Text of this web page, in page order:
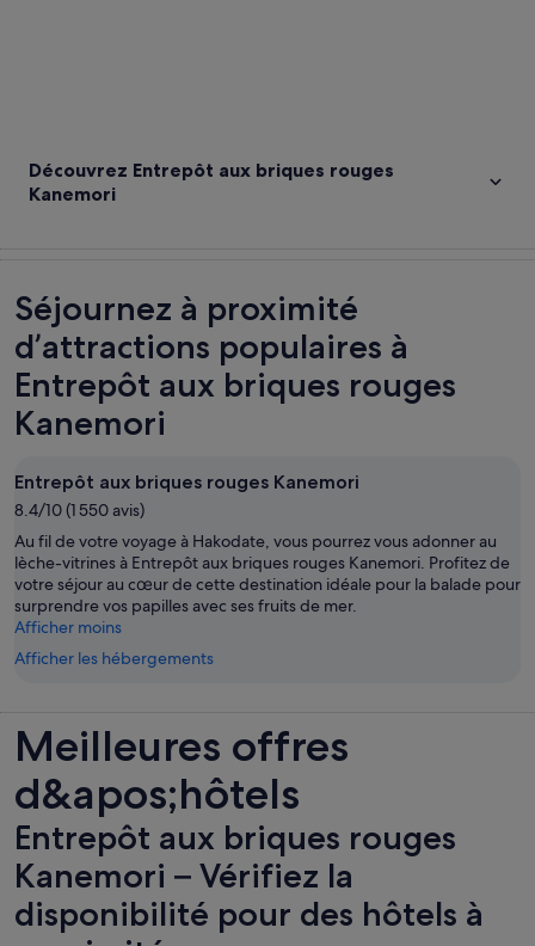
Découvrez Entrepôt aux briques rouges
Kanemori
Séjournez à proximité
d’attractions populaires à
Entrepôt aux briques rouges
Kanemori
Entrepôt aux briques rouges Kanemori
8.4/10 (1 550 avis)
Au fil de votre voyage à Hakodate, vous pourrez vous adonner au
lèche-vitrines à Entrepôt aux briques rouges Kanemori. Profitez de
votre séjour au cœur de cette destination idéale pour la balade pour
surprendre vos papilles avec ses fruits de mer.
Afficher moins
Afficher les hébergements
Meilleures offres
d&apos;hôtels
Entrepôt aux briques rouges
Kanemori – Vérifiez la
disponibilité pour des hôtels à